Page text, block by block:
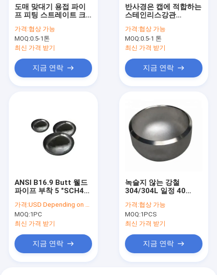
도매 맞대기 용접 파이
프 피팅 스트레이트 크
로스 파이프 피팅
가격:협상 가능
MOQ:0.5-1톤
최신 가격 받기
지금 연락
반사경은 캡에 적합하는
스테인리스강관
접합 파이프를 닦았습니
다
가격:협상 가능
MOQ:0.5-1 톤
최신 가격 받기
지금 연락
ANSI B16.9 Butt 웰드
파이프 부착 5 "SCH40
가격:USD Depending on quantity
MOQ:1PC
최신 가격 받기
지금 연락
녹슬지 않는 강철
304/304L 일정 40
관 캡에 적합하는 파이
프를 버트 용접합니다
가격:협상 가능
MOQ:1PCS
최신 가격 받기
지금 연락